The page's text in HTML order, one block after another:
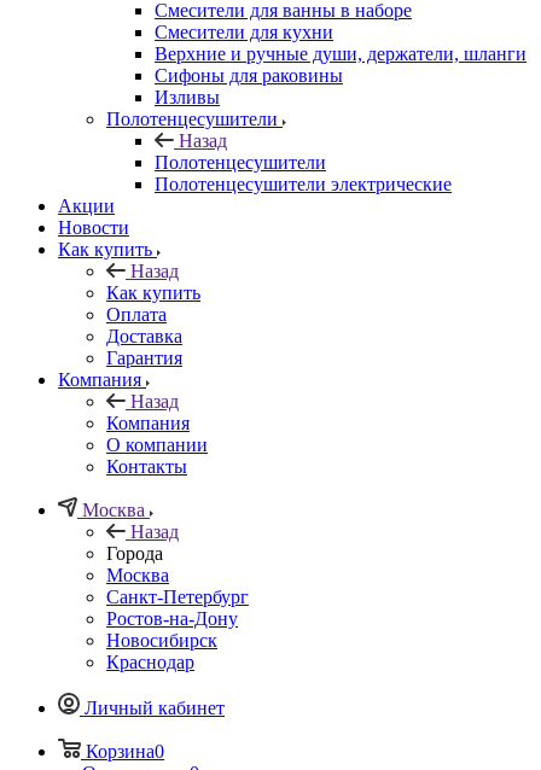
Смесители для ванны в наборе
Смесители для кухни
Верхние и ручные души, держатели, шланги
Сифоны для раковины
Изливы
Полотенцесушители
Назад
Полотенцесушители
Полотенцесушители электрические
Акции
Новости
Как купить
Назад
Как купить
Оплата
Доставка
Гарантия
Компания
Назад
Компания
О компании
Контакты
Москва
Назад
Города
Москва
Санкт-Петербург
Ростов-на-Дону
Новосибирск
Краснодар
Личный кабинет
Корзина0